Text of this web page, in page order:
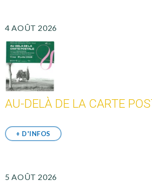
4 AOÛT 2026
AU-DELÀ DE LA CARTE
+ D'INFOS
5 AOÛT 2026